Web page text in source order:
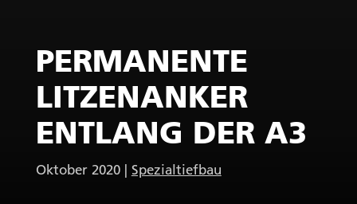
PERMANENTE
LITZENANKER
ENTLANG DER A3
Oktober 2020| Spezialtiefbau